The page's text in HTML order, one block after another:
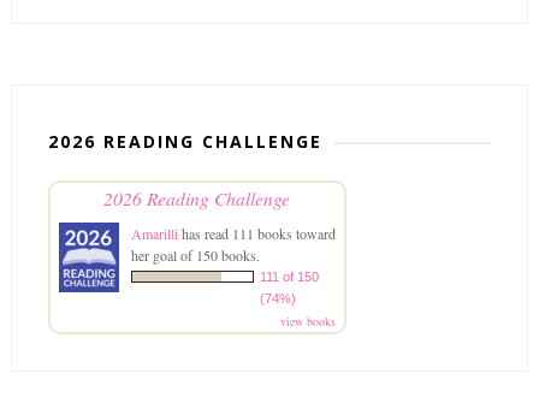
2026 READING CHALLENGE
2026 Reading Challenge
Amarillihas read 111 books toward
her goal of 150 books.
111 of 150
(74%)
view books